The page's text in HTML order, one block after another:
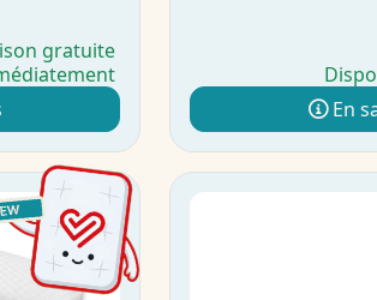
gratuite
En